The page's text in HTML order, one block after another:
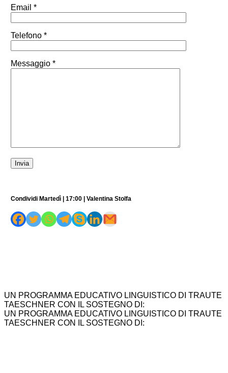
Email *
Telefono *
Messaggio *
Condividi Martedì | 17:00 | Valentina Stolfa
UN PROGRAMMA EDUCATIVO LINGUISTICO DI TRAUTE
TAESCHNER CON IL SOSTEGNO DI:
UN PROGRAMMA EDUCATIVO LINGUISTICO DI TRAUTE
TAESCHNER CON IL SOSTEGNO DI: